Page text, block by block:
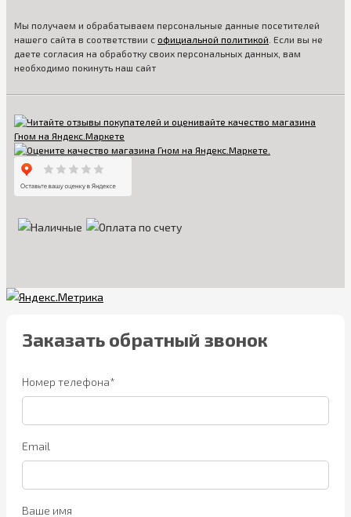
Мы получаем и обрабатываем персональные данные посетителей
нашего сайта в соответствии с официальной политикой . Если вы не
даете согласия на обработку своих персональных данных, вам
необходимо покинуть наш сайт
Заказать обратный звонок
Номер телефона*
Email
Ваше имя